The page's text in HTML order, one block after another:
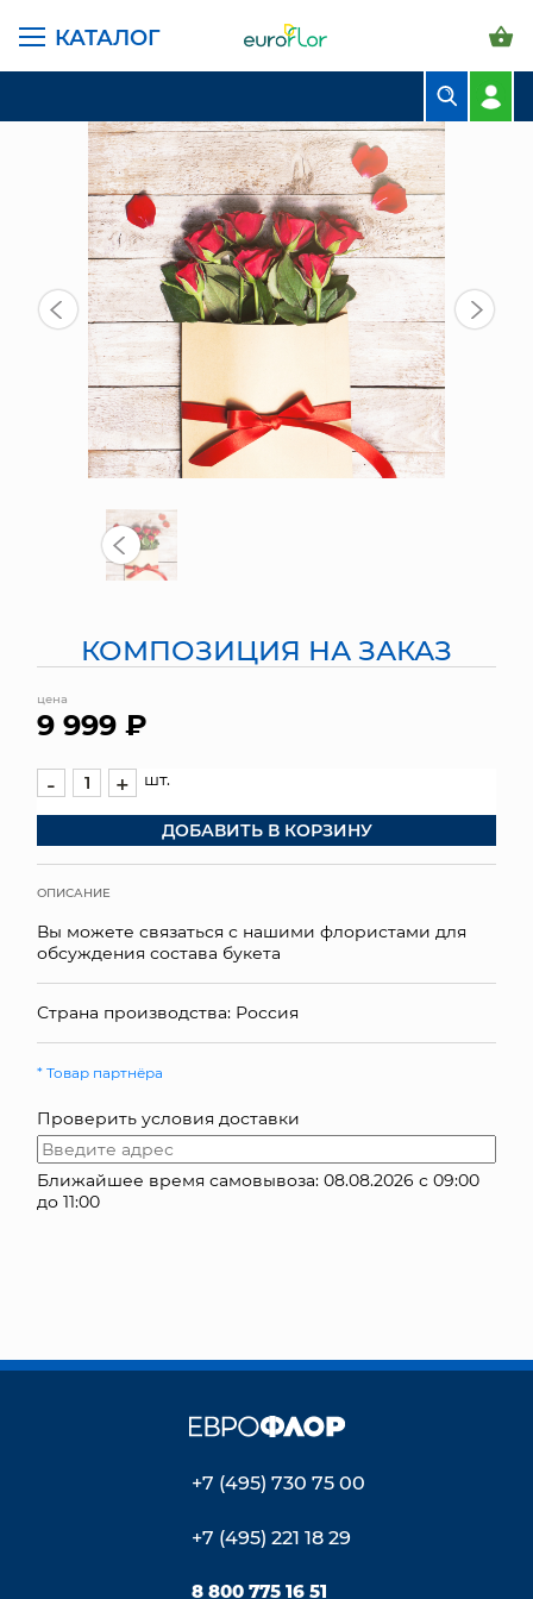
КАТАЛОГ
КОМПОЗИЦИИ
ЦВЕТЫ В ПАЧКАХ
СВАДЕБНАЯ ФЛОРИСТИКА
КОМНАТНЫЕ РАСТЕНИЯ
ГРУНТЫ И УДОБРЕНИЯ
ПРЕДМЕТЫ ИНТЕРЬЕРА
ПАКЕТЫ И СУМКИ
ТОРГОВЫЙ ЦЕНТР
ДОСТАВКА И ОПЛАТА
ГЛАВНАЯ СТРАНИЦА КАТАЛОГ БУКЕТЫ
КОМПОЗИЦИЯ НА ЗАКАЗ
цена
9 999 ₽
- + шт.
ДОБАВИТЬ В КОРЗИНУ
ОПИСАНИЕ
Вы можете связаться с нашими флористами для
обсуждения состава букета
Страна производства: Россия
* Товар партнёра
Проверить условия доставки
Ближайшее время самовывоза: 08.08.2026 с 09:00
до 11:00
+7 (495) 730 75 00
+7 (495) 221 18 29
8 800 775 16 51